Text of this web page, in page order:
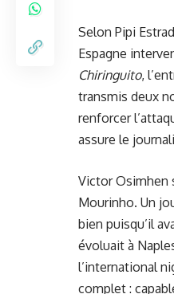
Selon Pipi
Espagne
Chiringuito,
transmis deux
renforcer
assure le
Victor Osimhen
Mourinho. Un
bien puisqu’il
évoluait à
l’international
complet :